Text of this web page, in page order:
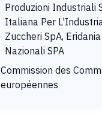
Produzioni Industriali
Italiana Per
Zuccheri SpA,
Nazionali SPA
Commission des
européennes